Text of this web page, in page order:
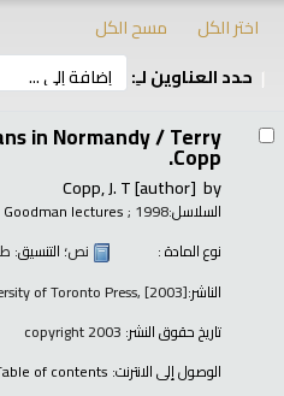
اختر الكل
مسح الكل
حدد العناوين لـِ:
in Normandy /Terry
Copp.
by
Copp, J. T[author]
السلاسل: Goodman lectures; 1998.
نوع المادة :
نص؛ التنسيق:
الناشر:of Toronto Press, [2003]
تاريخ حقوق النشر:
الوصول إلى الانترنت: of contents